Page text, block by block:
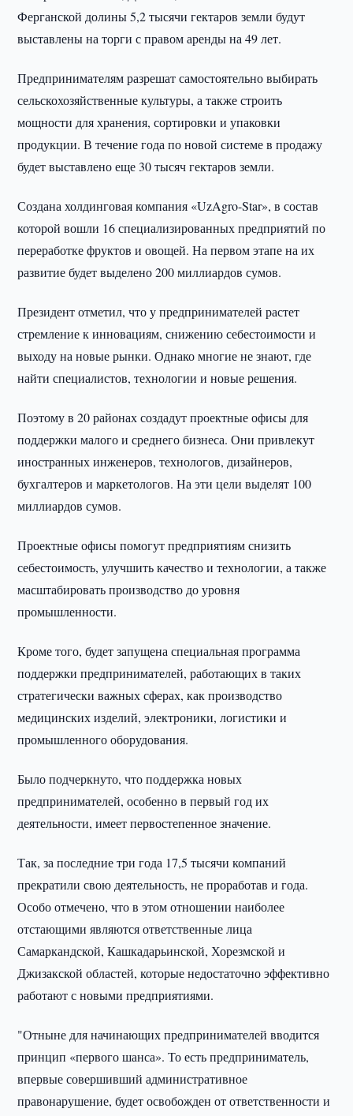
Ферганской долины 5,2 тысячи гектаров земли будут
выставлены на торги с правом аренды на 49 лет.
Предпринимателям разрешат самостоятельно выбирать
сельскохозяйственные культуры, а также строить
мощности для хранения, сортировки и упаковки
продукции. В течение года по новой системе в продажу
будет выставлено еще 30 тысяч гектаров земли.
Создана холдинговая компания «UzAgro-Star», в состав
которой вошли 16 специализированных предприятий по
переработке фруктов и овощей. На первом этапе на их
развитие будет выделено 200 миллиардов сумов.
Президент отметил, что у предпринимателей растет
стремление к инновациям, снижению себестоимости и
выходу на новые рынки. Однако многие не знают, где
найти специалистов, технологии и новые решения.
Поэтому в 20 районах создадут проектные офисы для
поддержки малого и среднего бизнеса. Они привлекут
иностранных инженеров, технологов, дизайнеров,
бухгалтеров и маркетологов. На эти цели выделят 100
миллиардов сумов.
Проектные офисы помогут предприятиям снизить
себестоимость, улучшить качество и технологии, а также
масштабировать производство до уровня
промышленности.
Кроме того, будет запущена специальная программа
поддержки предпринимателей, работающих в таких
стратегически важных сферах, как производство
медицинских изделий, электроники, логистики и
промышленного оборудования.
Было подчеркнуто, что поддержка новых
предпринимателей, особенно в первый год их
деятельности, имеет первостепенное значение.
Так, за последние три года 17,5 тысячи компаний
прекратили свою деятельность, не проработав и года.
Особо отмечено, что в этом отношении наиболее
отстающими являются ответственные лица
Самаркандской, Кашкадарьинской, Хорезмской и
Джизакской областей, которые недостаточно эффективно
работают с новыми предприятиями.
"Отныне для начинающих предпринимателей вводится
принцип «первого шанса». То есть предприниматель,
впервые совершивший административное
правонарушение, будет освобожден от ответственности и